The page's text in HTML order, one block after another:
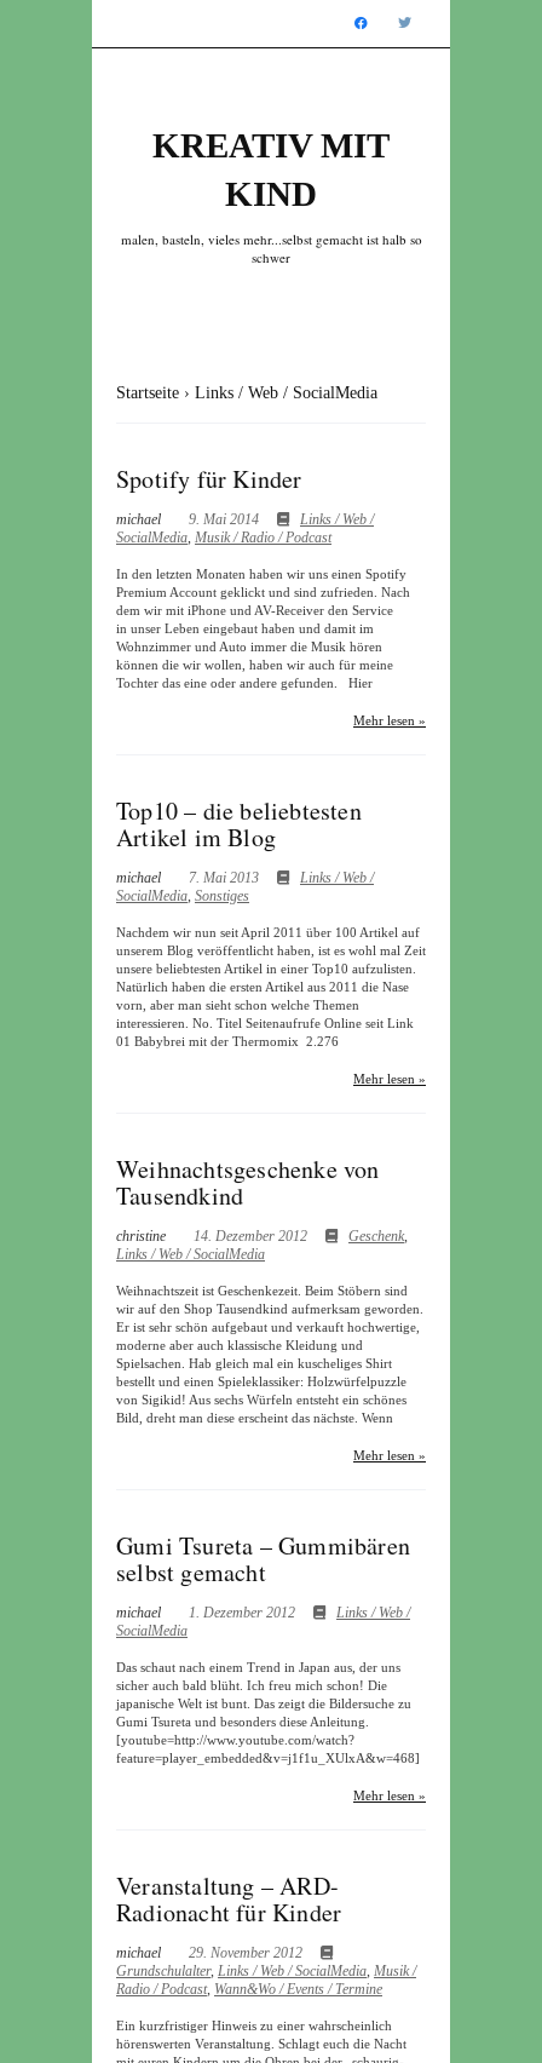
KREATIV MIT
KIND
malen, basteln, vieles mehr...selbst gemacht ist halb so
schwer
Startseite › Links / Web / SocialMedia
Spotify für Kinder
michael 9. Mai 2014
Links / Web /
SocialMedia, Musik / Radio / Podcast
In den letzten Monaten haben wir uns einen Spotify
Premium Account geklickt und sind zufrieden. Nach
dem wir mit iPhone und AV-Receiver den Service
in unser Leben eingebaut haben und damit im
Wohnzimmer und Auto immer die Musik hören
können die wir wollen, haben wir auch für meine
Tochter das eine oder andere gefunden. Hier
Mehr lesen »
Top10 – die beliebtesten
Artikel im Blog
michael 7. Mai 2013
Links / Web /
SocialMedia, Sonstiges
Nachdem wir nun seit April 2011 über 100 Artikel auf
unserem Blog veröffentlicht haben, ist es wohl mal Zeit
unsere beliebtesten Artikel in einer Top10 aufzulisten.
Natürlich haben die ersten Artikel aus 2011 die Nase
vorn, aber man sieht schon welche Themen
interessieren. No. Titel Seitenaufrufe Online seit Link
01 Babybrei mit der Thermomix 2.276
Mehr lesen »
Weihnachtsgeschenke von
Tausendkind
christine 14. Dezember 2012 Geschenk,
Links / Web / SocialMedia
Weihnachtszeit ist Geschenkezeit. Beim Stöbern sind
wir auf den Shop Tausendkind aufmerksam geworden.
Er ist sehr schön aufgebaut und verkauft hochwertige,
moderne aber auch klassische Kleidung und
Spielsachen. Hab gleich mal ein kuscheliges Shirt
bestellt und einen Spieleklassiker: Holzwürfelpuzzle
von Sigikid! Aus sechs Würfeln entsteht ein schönes
Bild, dreht man diese erscheint das nächste. Wenn
Mehr lesen »
Gumi Tsureta – Gummibären
selbst gemacht
michael 1. Dezember 2012
Links / Web /
SocialMedia
Das schaut nach einem Trend in Japan aus, der uns
sicher auch bald blüht. Ich freu mich schon! Die
japanische Welt ist bunt. Das zeigt die Bildersuche zu
Gumi Tsureta und besonders diese Anleitung.
[youtube=http://www.youtube.com/watch?
feature=player_embedded&v=j1f1u_XUlxA&w=468]
Mehr lesen »
Veranstaltung – ARD-
Radionacht für Kinder
michael
29. November 2012
Grundschulalter, Links / Web / SocialMedia, Musik /
Radio / Podcast, Wann&Wo / Events / Termine
Ein kurzfristiger Hinweis zu einer wahrscheinlich
hörenswerten Veranstaltung. Schlagt euch die Nacht